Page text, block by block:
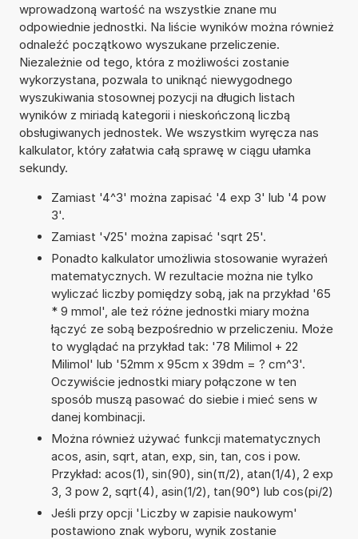
wprowadzoną wartość na wszystkie znane mu
odpowiednie jednostki. Na liście wyników można również
odnaleźć początkowo wyszukane przeliczenie.
Niezależnie od tego, która z możliwości zostanie
wykorzystana, pozwala to uniknąć niewygodnego
wyszukiwania stosownej pozycji na długich listach
wyników z miriadą kategorii i nieskończoną liczbą
obsługiwanych jednostek. We wszystkim wyręcza nas
kalkulator, który załatwia całą sprawę w ciągu ułamka
sekundy.
Zamiast '4^3' można zapisać '4 exp 3' lub '4 pow
3'.
Zamiast '√25' można zapisać 'sqrt 25'.
Ponadto kalkulator umożliwia stosowanie wyrażeń
matematycznych. W rezultacie można nie tylko
wyliczać liczby pomiędzy sobą, jak na przykład '65
* 9 mmol', ale też różne jednostki miary można
łączyć ze sobą bezpośrednio w przeliczeniu. Może
to wyglądać na przykład tak: '78 Milimol + 22
Milimol' lub '52mm x 95cm x 39dm = ? cm^3'.
Oczywiście jednostki miary połączone w ten
sposób muszą pasować do siebie i mieć sens w
danej kombinacji.
Można również używać funkcji matematycznych
acos, asin, sqrt, atan, exp, sin, tan, cos i pow.
Przykład: acos(1), sin(90), sin(π/2), atan(1/4), 2 exp
3, 3 pow 2, sqrt(4), asin(1/2), tan(90°) lub cos(pi/2)
Jeśli przy opcji 'Liczby w zapisie naukowym'
postawiono znak wyboru, wynik zostanie